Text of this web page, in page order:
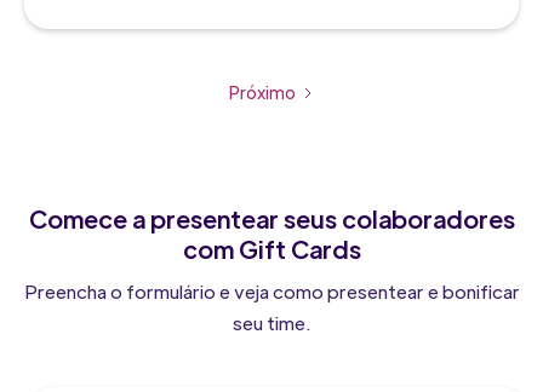
Próximo
Comece a presentear seus colaboradores
com Gift Cards
Preencha o formulário e veja como presentear e bonificar
seu time.